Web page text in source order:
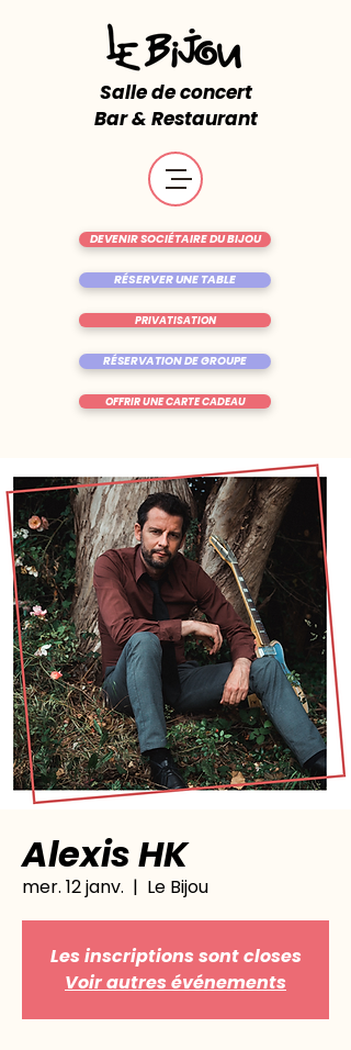
Salle de concert
Bar & Restaurant
RÉSERVER UNE TABLE
OFFRIR UNE CARTE CADEAU
DEVENIR SOCIÉTAIRE DU BIJOU
RÉSERVATION DE GROUPE
PRIVATISATION
Alexis HK
mer. 12 janv.
  |
Le Bijou
Les inscriptions sont closes
Voir autres événements